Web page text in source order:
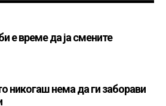
е време да ја смените
никогаш нема да ги заборави